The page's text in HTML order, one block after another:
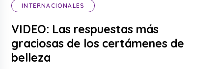
INTERNACIONALES
VIDEO: Las respuestas más
graciosas de los certámenes de
belleza